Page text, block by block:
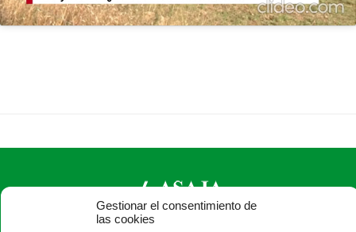
Gestionar el consentimiento de
las cookies